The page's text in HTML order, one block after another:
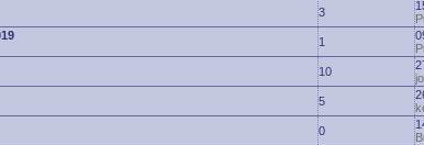
3
1
10
5
0